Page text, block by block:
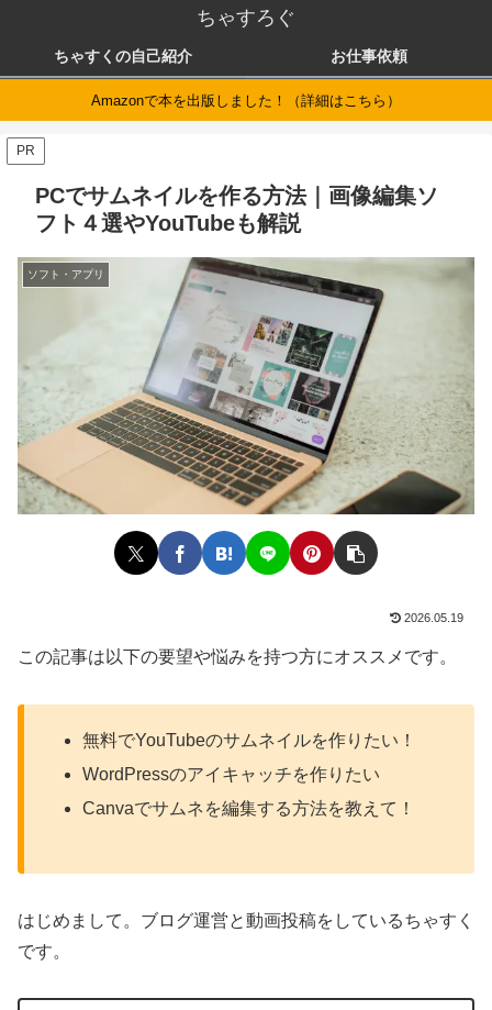
ちゃすろぐ
ちゃすくの自己紹介 お仕事依頼
Amazonで本を出版しました！（詳細はこちら）
PR
PCでサムネイルを作る方法｜画像編集ソ
フト４選やYouTubeも解説
ソフト・アプリ
2026.05.19
この記事は以下の要望や悩みを持つ方にオススメです。
無料でYouTubeのサムネイルを作りたい！
WordPressのアイキャッチを作りたい
Canvaでサムネを編集する方法を教えて！
はじめまして。ブログ運営と動画投稿をしているちゃすく
です。